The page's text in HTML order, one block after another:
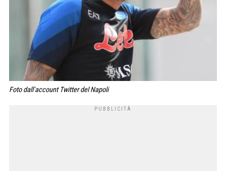
Foto dall'account Twitter del Napoli